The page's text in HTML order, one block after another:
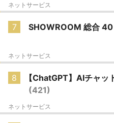
ネットサービス
7 SHOWROOM 総合 40
ネットサービス
8
【ChatGPT】AIチャッ
(421)
ネットサービス